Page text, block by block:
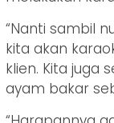
“Nanti sambil
kita akan
klien. Kita juga
ayam bakar